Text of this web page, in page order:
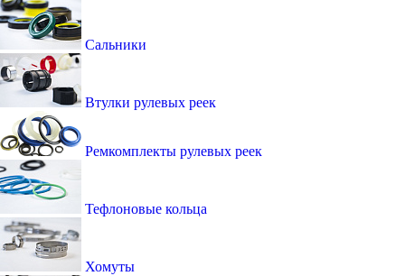
Сальники
Втулки рулевых реек
Ремкомплекты рулевых реек
Тефлоновые кольца
Хомуты